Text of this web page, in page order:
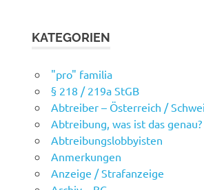
KATEGORIEN
"pro" familia
§ 218 / 219a StGB
Abtreiber – Österreich /
Abtreibung, was ist das genau?
Abtreibungslobbyisten
Anmerkungen
Anzeige / Strafanzeige